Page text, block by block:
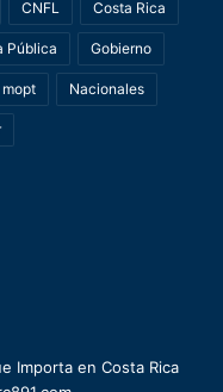
CNFL Costa Rica
Pública Gobierno
mopt Nacionales
Importa en Costa Rica